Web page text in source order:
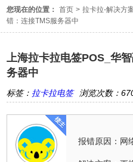
您现在的位置： 首页 > 拉卡拉-解决方
错：连接TMS服务器中
上海拉卡拉电签POS_华
务器中
标签： 拉卡拉电签 浏览次数：
报错原因：网